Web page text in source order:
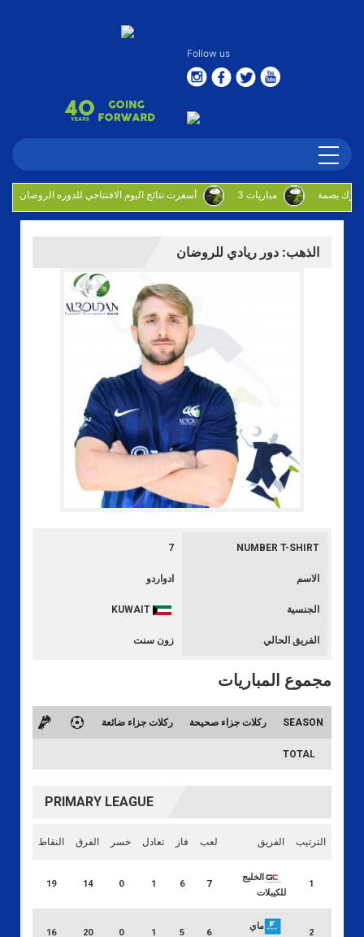
Follow us
أسفرت نتائج اليوم الافتتاحي للدوره الروضان 3 مباريات
الذهب: دور ريادي للروضان
NUMBER T-SHIRT
7
الاسم ادواردو
الجنسية
الفريق الحالي زون سنت
مجموع المباريات
SEASON ركلات جزاء صحيحة ركلات جزاء ضائعة
TOTAL
PRIMARY LEAGUE
الترتيب الفريق لعب فاز تعادل خسر الفرق النقاط
1
الخليج
للكيبلات
7
6
1
0
14
19
2
ماي
6
5
1
0
20
16